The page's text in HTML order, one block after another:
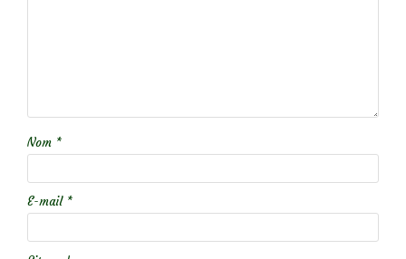
Nom *
E-mail *